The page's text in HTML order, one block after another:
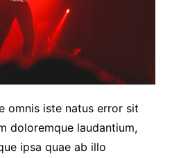
omnis iste natus error sit
doloremque laudantium,
ipsa quae ab illo